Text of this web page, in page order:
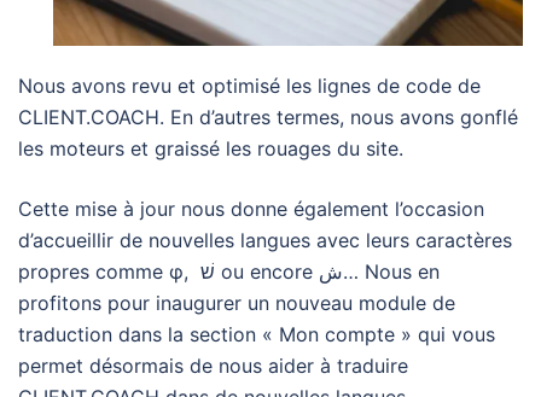
Nous avons revu et optimisé les lignes de code de
CLIENT.COACH. En d’autres termes, nous avons gonflé
les moteurs et graissé les rouages du site.
Cette mise à jour nous donne également l’occasion
d’accueillir de nouvelles langues avec leurs caractères
propres comme φ, שׁ ou encore ش… Nous en
profitons pour inaugurer un nouveau module de
traduction dans la section « Mon compte » qui vous
permet désormais de nous aider à traduire